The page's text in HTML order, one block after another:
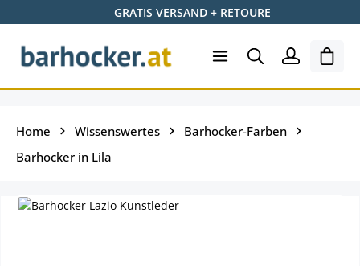
Zum Hauptinhalt springenGRATIS VERSAND + RETOURE
Home Wissenswertes
Barhocker-Farben
Barhocker in Lila